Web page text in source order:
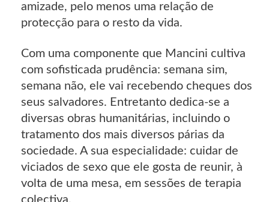
amizade, pelo menos uma relação de
protecção para o resto da vida.
Com uma componente que Mancini cultiva
com sofisticada prudência: semana sim,
semana não, ele vai recebendo cheques dos
seus salvadores. Entretanto dedica-se a
diversas obras humanitárias, incluindo o
tratamento dos mais diversos párias da
sociedade. A sua especialidade: cuidar de
viciados de sexo que ele gosta de reunir, à
volta de uma mesa, em sessões de terapia